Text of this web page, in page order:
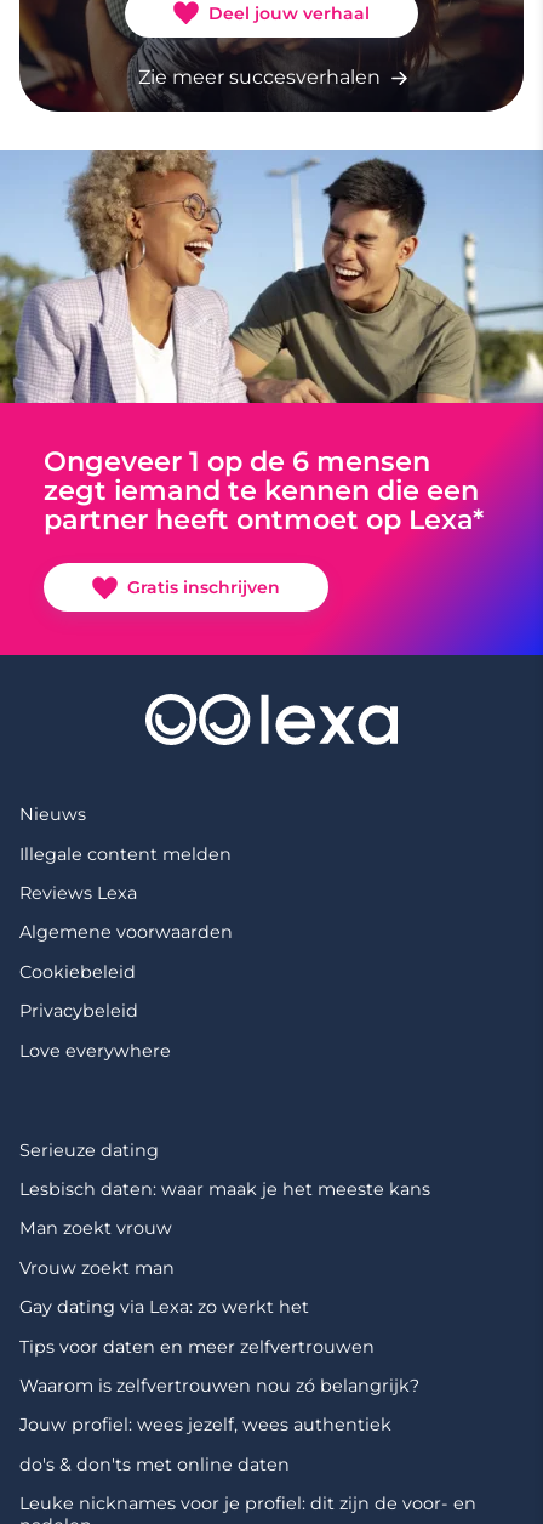
Deel jouw verhaal
Zie meer succesverhalen
Ongeveer 1 op de 6 mensen
zegt iemand te kennen die een
partner heeft ontmoet op Lexa*
Gratis inschrijven
Nieuws
Illegale content melden
Reviews Lexa
Algemene voorwaarden
Cookiebeleid
Privacybeleid
Love everywhere
Serieuze dating
Lesbisch daten: waar maak je het meeste kans
Man zoekt vrouw
Vrouw zoekt man
Gay dating via Lexa: zo werkt het
Tips voor daten en meer zelfvertrouwen
Waarom is zelfvertrouwen nou zó belangrijk?
Jouw profiel: wees jezelf, wees authentiek
do's & don'ts met online daten
Leuke nicknames voor je profiel: dit zijn de voor- en